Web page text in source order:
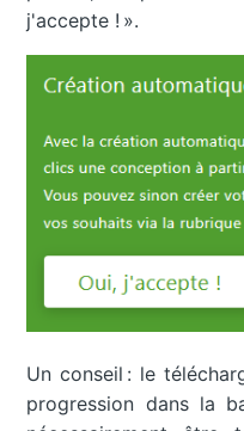
j'accepte ! ».
Un conseil : le
progression dans la